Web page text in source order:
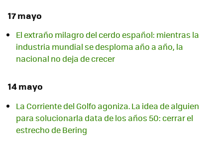
17 mayo
El extraño milagro del cerdo español: mientras la
industria mundial se desploma año a año, la
nacional no deja de crecer
14 mayo
La Corriente del Golfo agoniza. La idea de alguien
para solucionarla data de los años 50: cerrar el
estrecho de Bering